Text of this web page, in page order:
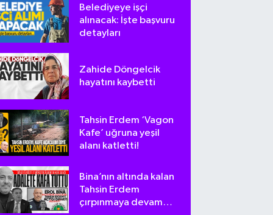
Belediyeye işçi
alınacak: İşte başvuru
detayları
Zahide Döngelcik
hayatını kaybetti
Tahsin Erdem ‘Vagon
Kafe’ uğruna yeşil
alanı katletti!
Bina’nın altında kalan
Tahsin Erdem
çırpınmaya devam